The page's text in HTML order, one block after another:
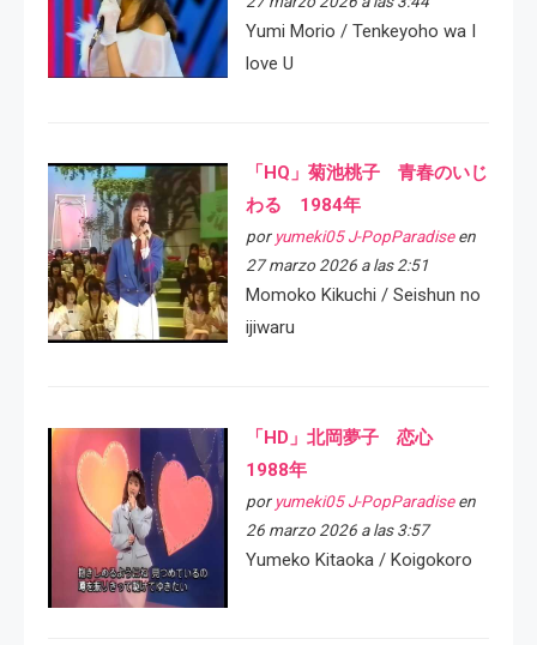
Yumi Morio / Tenkeyoho wa I
love U
「HQ」菊池桃子 青春のいじ
わる 1984年
por yumeki05 J-PopParadiseen
27 marzo 2026 a las 2:51
Momoko Kikuchi / Seishun no
ijiwaru
「HD」北岡夢子 恋心
1988年
por yumeki05 J-PopParadiseen
26 marzo 2026 a las 3:57
Yumeko Kitaoka / Koigokoro